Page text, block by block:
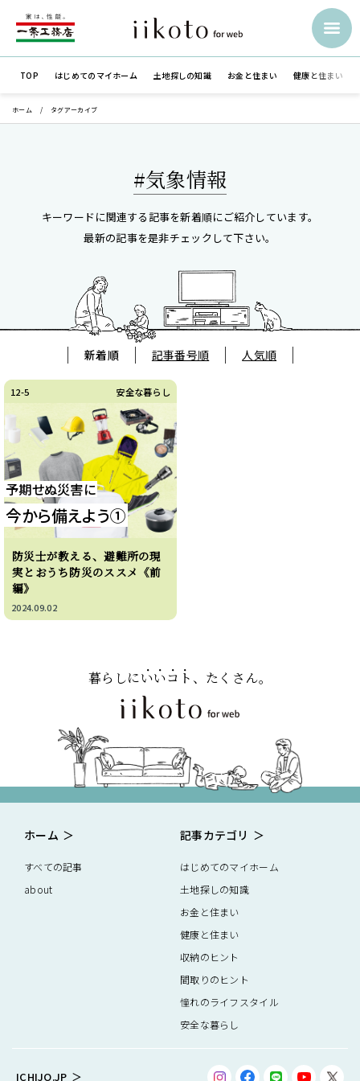
TOP はじめての マイホーム 土地探しの知識 お金と住まい 健康と住まい
ホーム タグアーカイブ
#気象情報
キーワードに関連する記事を新着順にご紹介しています。
最新の記事を是非チェックして下さい。
新着順 記事番号順 人気順
12-5 安全な暮らし
予期せぬ災害に
今から備えよう①
防災士が教える、避難所の現
実とおうち防災のススメ《前
編》
2024.09.02
暮らしにいいコト、たくさん。
ホーム
すべての記事
about
記事カテゴリ
はじめてのマイホーム
土地探しの知識
お金と住まい
健康と住まい
収納のヒント
間取りのヒント
憧れのライフスタイル
安全な暮らし
ICHIJO.JP